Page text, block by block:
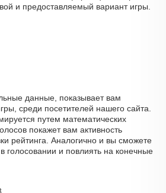
и предоставляемый вариант игры.
данные, показывает вам
среди посетителей нашего сайта.
путем математических
покажет вам активность
рейтинга. Аналогично и вы сможете
голосовании и повлиять на конечные